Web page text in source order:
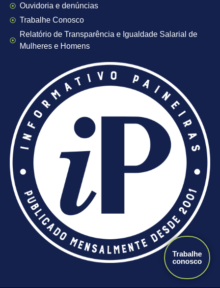
Ouvidoria e denúncias
Trabalhe Conosco
Relatório de Transparência e Igualdade Salarial de
Mulheres e Homens
Trabalhe
conosco